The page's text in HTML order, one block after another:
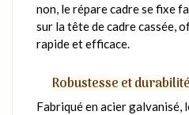
non, le répare cadre se fixe
sur la tête de cadre cassée,
rapide et efficace.
Robustesse et durabilité
Fabriqué en acier galvanisé,